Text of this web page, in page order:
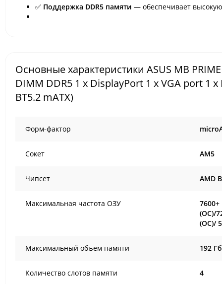
✅ Поддержка DDR5 памяти — обеспечивает
Основные характеристики ASUS MB
DIMM DDR5 1 x DisplayPort 1 x VGA port 1
BT5.2 mATX)
Форм-фактор
Сокет AM5
Чипсет AMD
Максимальная частота ОЗУ
7600+
(OC)/
(OC)/
Максимальный объем памяти 192 Гб
Количество слотов памяти 4